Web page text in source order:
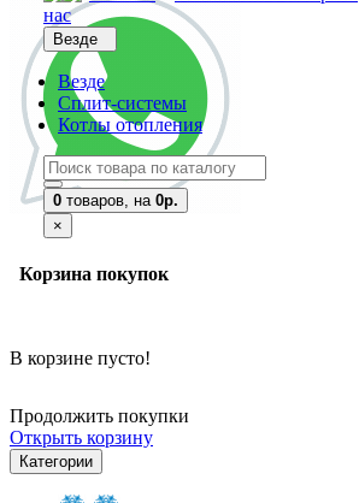
нас
Везде
Везде
Сплит-системы
Котлы отопления
0 товаров, на 0р.
×
Корзина покупок
В корзине пусто!
Продолжить покупки
Открыть корзину
Категории